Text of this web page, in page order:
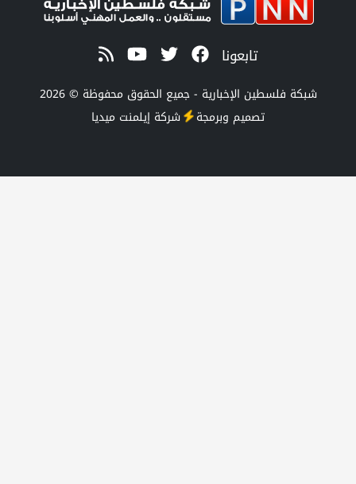
الإخبارية - جميع الحقوق محفوظة © 2026
شركةإيلمنت ميديا